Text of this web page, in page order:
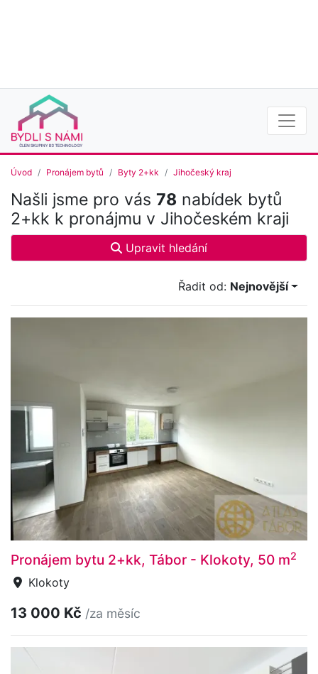
Úvod Pronájem bytů Byty 2+kk Jihočeský kraj
Našli jsme pro vás 78 nabídek bytů
2+kk k pronájmu v Jihočeském kraji
Upravit hledání
Řadit od: Nejnovější
Pronájem bytu 2+kk, Tábor - Klokoty, 50 m2
Klokoty
13 000 Kč /za měsíc